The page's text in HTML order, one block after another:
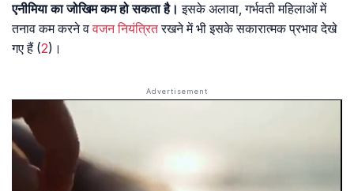
एनीमिया का जोखिम कम हो सकता है। इसके अलावा, गर्भवती महिलाओं में
तनाव कम करने ववजन नियंत्रितरखने में भी इसके सकारात्मक प्रभाव देखे
गए हैं (2)।